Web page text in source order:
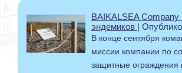
BAIKALSEA Company
эндемиков |
В конце сентября
миссии компании по
защитные ограждения